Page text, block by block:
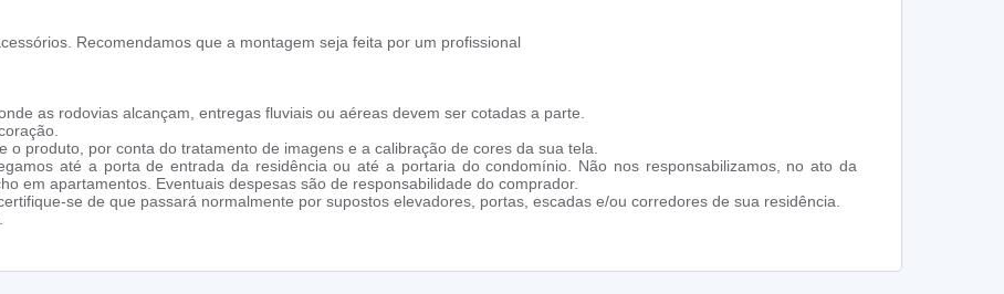
Recomendamos que a montagem seja feita por um profissional
as rodovias alcançam, entregas fluviais ou aéreas devem ser cotadas a parte.
produto, por conta do tratamento de imagens e a calibração de cores da sua tela.
até a porta de entrada da residência ou até a portaria do condomínio. Não nos responsabilizamos, no ato da
em apartamentos. Eventuais despesas são de responsabilidade do comprador.
se de que passará normalmente por supostos elevadores, portas, escadas e/ou corredores de sua residência.